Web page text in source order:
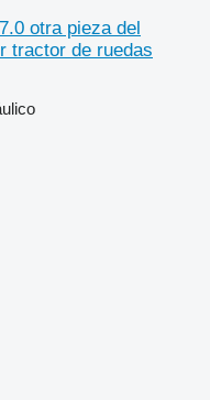
otra pieza del
tractor de ruedas